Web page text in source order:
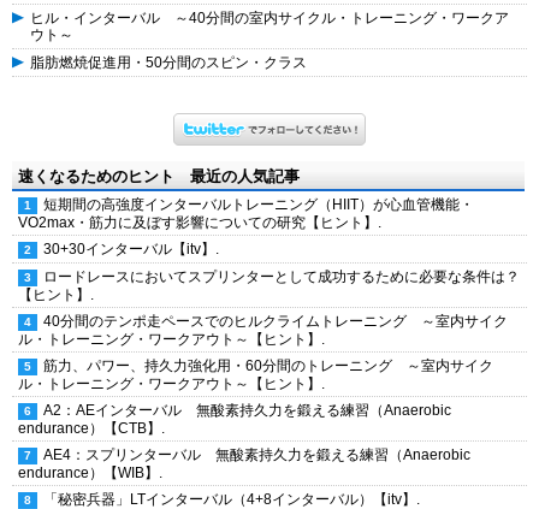
ヒル・インターバル ～40分間の室内サイクル・トレーニング・ワークア
ウト～
脂肪燃焼促進用・50分間のスピン・クラス
速くなるためのヒント 最近の人気記事
短期間の高強度インターバルトレーニング（HIIT）が心血管機能・
VO2max・筋力に及ぼす影響についての研究【ヒント】.
30+30インターバル【itv】.
ロードレースにおいてスプリンターとして成功するために必要な条件は？
【ヒント】.
40分間のテンポ走ペースでのヒルクライムトレーニング ～室内サイク
ル・トレーニング・ワークアウト～【ヒント】.
筋力、パワー、持久力強化用・60分間のトレーニング ～室内サイク
ル・トレーニング・ワークアウト～【ヒント】.
A2：AEインターバル 無酸素持久力を鍛える練習（Anaerobic
endurance）【CTB】.
AE4：スプリンターバル 無酸素持久力を鍛える練習（Anaerobic
endurance）【WIB】.
「秘密兵器」LTインターバル（4+8インターバル）【itv】.